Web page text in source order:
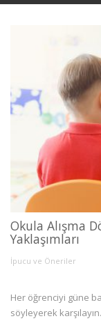
Okula Alışma
Yaklaşımları
İpucu ve Öneriler
Her öğrenciyi güne
söyleyerek